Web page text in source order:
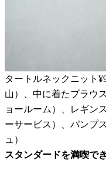
タートルネックニット
山）、中に着たブラウ
ョールーム）、レギン
ーサービス）、パンプ
ュ）
スタンダードを満喫で